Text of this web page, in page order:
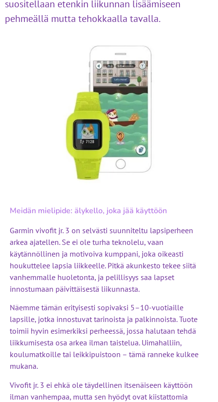
suositellaan etenkin liikunnan lisäämiseen
pehmeällä mutta tehokkaalla tavalla.
Meidän mielipide: älykello, joka jää käyttöön
Garmin vivofit jr. 3 on selvästi suunniteltu lapsiperheen
arkea ajatellen. Se ei ole turha teknolelu, vaan
käytännöllinen ja motivoiva kumppani, joka oikeasti
houkuttelee lapsia liikkeelle. Pitkä akunkesto tekee siitä
vanhemmalle huoletonta, ja pelillisyys saa lapset
innostumaan päivittäisestä liikunnasta.
Näemme tämän erityisesti sopivaksi 5–10-vuotiaille
lapsille, jotka innostuvat tarinoista ja palkinnoista. Tuote
toimii hyvin esimerkiksi perheessä, jossa halutaan tehdä
liikkumisesta osa arkea ilman taistelua. Uimahalliin,
koulumatkoille tai leikkipuistoon – tämä ranneke kulkee
mukana.
Vivofit jr. 3 ei ehkä ole täydellinen itsenäiseen käyttöön
ilman vanhempaa, mutta sen hyödyt ovat kiistattomia